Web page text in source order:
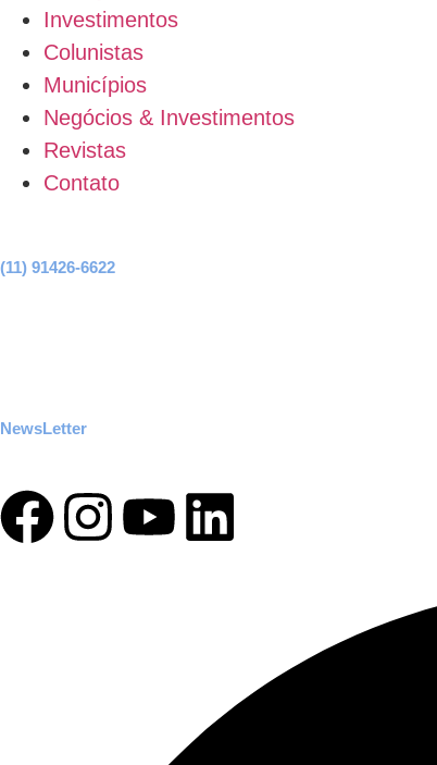
Investimentos
Colunistas
Municípios
Negócios & Investimentos
Revistas
Contato
(11) 91426-6622
NewsLetter